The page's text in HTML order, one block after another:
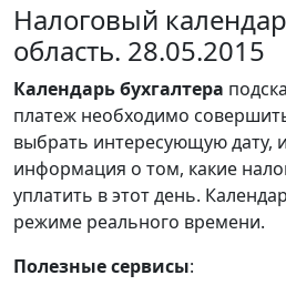
Налоговый
область. 28.05.2015
Календарьбухгалтера
платеж необходимо
выбрать интересующую дату,
информация о том, какие
уплатить в этот день.
режиме реального времени.
Полезные сервисы: